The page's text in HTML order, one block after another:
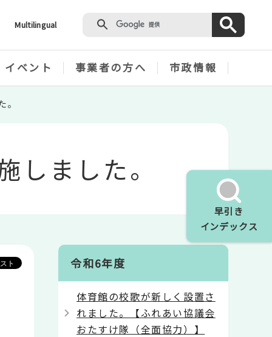
Multilingual
早引き
インデックス
イベント 事業者の方へ 市政情報
ました。
令和6年度
体育館の校歌が新しく設置さ
れました。【ふれあい協議会
おたすけ隊（全面協力）】